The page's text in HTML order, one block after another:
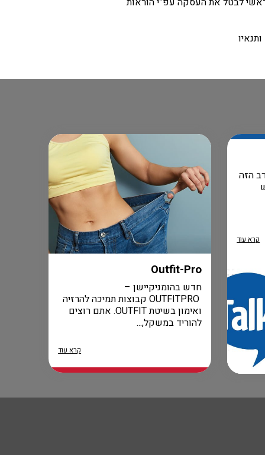
הזה
קרא עוד
Outfit-Pro
חדש בהומניקיישן –
OUTFITPRO קבוצות תמיכה להרזיה
ואימון בשיטת OUTFIT. אתם רוצים
להוריד במשקל,...
קרא עוד